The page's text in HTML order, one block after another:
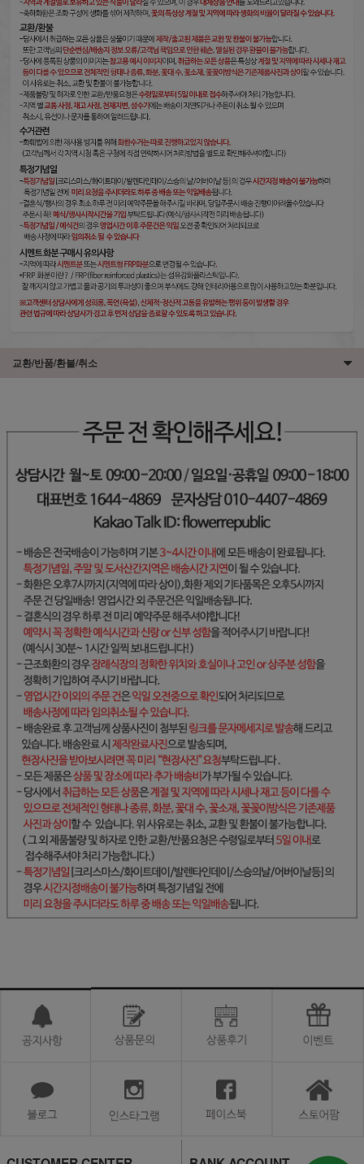
교환/반품/환불/취소